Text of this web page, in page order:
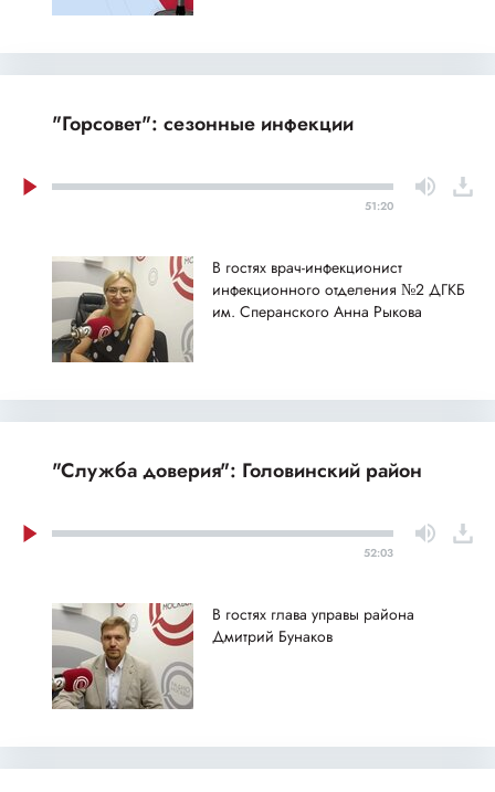
"Горсовет": сезонные инфекции
51:20
В гостях врач-инфекционист
инфекционного отделения №2 ДГКБ
им. Сперанского Анна Рыкова
"Служба доверия": Головинский район
52:03
В гостях глава управы района
Дмитрий Бунаков